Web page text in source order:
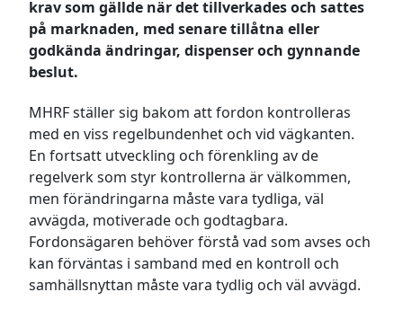
krav som gällde när det tillverkades och sattes
på marknaden, med senare tillåtna eller
godkända ändringar, dispenser och gynnande
beslut.
MHRF ställer sig bakom att fordon kontrolleras
med en viss regelbundenhet och vid vägkanten.
En fortsatt utveckling och förenkling av de
regelverk som styr kontrollerna är välkommen,
men förändringarna måste vara tydliga, väl
avvägda, motiverade och godtagbara.
Fordonsägaren behöver förstå vad som avses och
kan förväntas i samband med en kontroll och
samhällsnyttan måste vara tydlig och väl avvägd.